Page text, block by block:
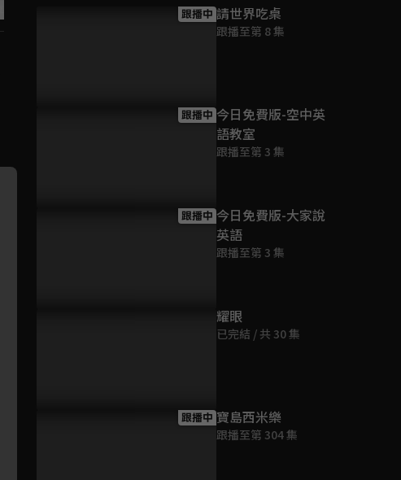
跟播中 請世界吃桌
跟播至第 8 集
跟播中 今日免費版-空中英
語教室
跟播至第 3 集
跟播中 今日免費版-大家說
英語
跟播至第 3 集
耀眼
已完結 / 共 30 集
跟播中 寶島西米樂
跟播至第 304 集